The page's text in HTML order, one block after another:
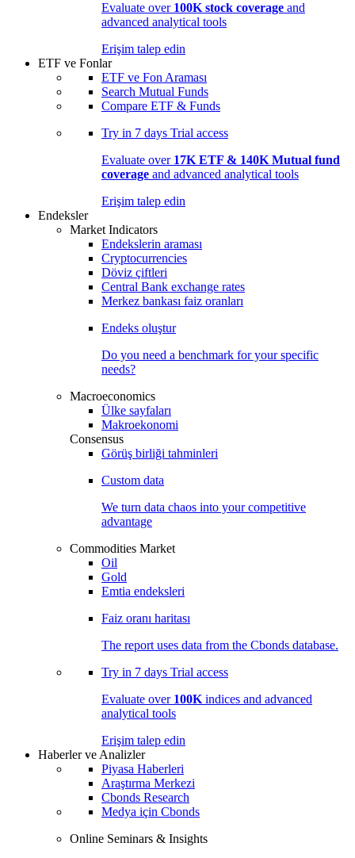
Evaluate over 100K stock coverage and
advanced analytical tools
Erişim talep edin
ETF ve Fonlar
ETF ve Fon Araması
Search Mutual Funds
Compare ETF & Funds
Try in 7 days Trial access
Evaluate over 17K ETF & 140K Mutual fund
coverage and advanced analytical tools
Erişim talep edin
Endeksler
Market Indicators
Endekslerin araması
Cryptocurrencies
Döviz çiftleri
Central Bank exchange rates
Merkez bankası faiz oranları
Endeks oluştur
Do you need a benchmark for your specific
needs?
Macroeconomics
Ülke sayfaları
Makroekonomi
Consensus
Görüş birliği tahminleri
Custom data
We turn data chaos into your competitive
advantage
Commodities Market
Oil
Gold
Emtia endeksleri
Faiz oranı haritası
The report uses data from the Cbonds database.
Try in 7 days Trial access
Evaluate over 100K indices and advanced
analytical tools
Erişim talep edin
Haberler ve Analizler
Piyasa Haberleri
Araştırma Merkezi
Cbonds Research
Medya için Cbonds
Online Seminars & Insights